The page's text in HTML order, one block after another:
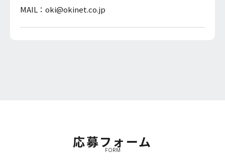
MAIL：oki@okinet.co.jp
応募フォーム
FORM